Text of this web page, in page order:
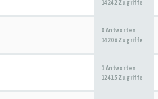
14242 Zugriffe
0 Antworten
14206 Zugriffe
1 Antworten
12415 Zugriffe